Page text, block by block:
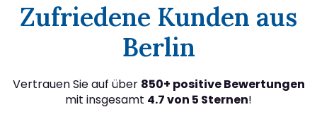
Zufriedene Kunden aus
Berlin
Vertrauen Sie auf über 850+ positive Bewertungen
mit insgesamt 4.7 von 5 Sternen!